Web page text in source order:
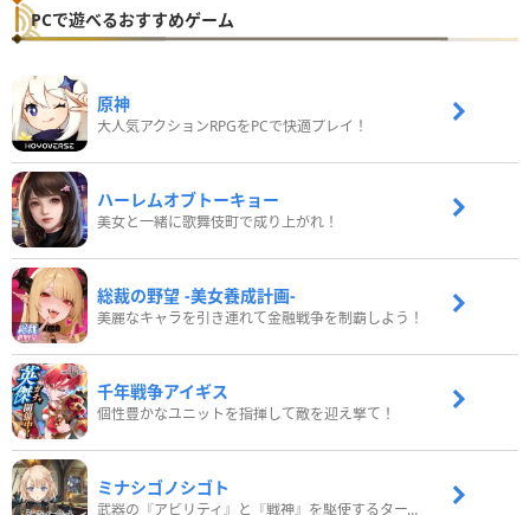
PCで遊べるおすすめゲーム
原神
大人気アクションRPGをPCで快適プレイ！
ハーレムオブトーキョー
美女と一緒に歌舞伎町で成り上がれ！
総裁の野望 -美女養成計画-
美麗なキャラを引き連れて金融戦争を制覇しよう！
千年戦争アイギス
個性豊かなユニットを指揮して敵を迎え撃て！
ミナシゴノシゴト
武器の『アビリティ』と『戦神』を駆使するターン制コマンドバトルRPG！